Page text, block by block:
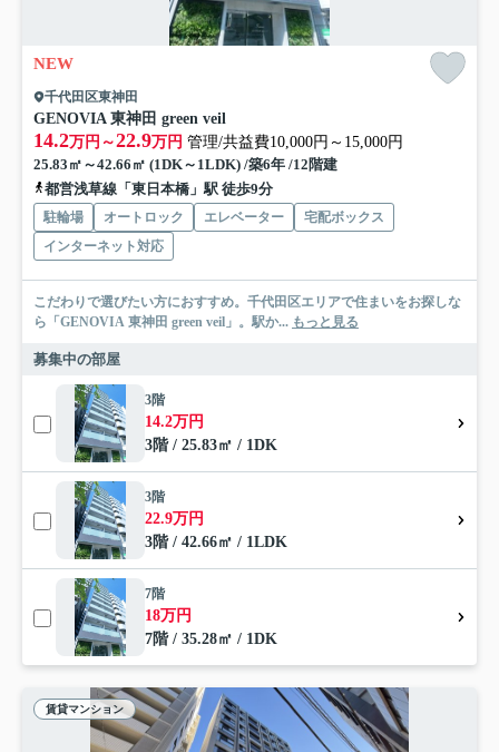
NEW
千代田区東神田
GENOVIA 東神田 green veil
14.2万円～22.9万円 管理/共益費10,000円～15,000円
25.83㎡～42.66㎡ (1DK～1LDK) /築6年 /12階建
都営浅草線「東日本橋」駅 徒歩9分
駐輪場 オートロック エレベーター
宅配ボックス
インターネット対応
こだわりで選びたい方におすすめ。千代田区エリアで住まいをお探しな
ら「GENOVIA 東神田 green veil」。駅か... もっと見る
募集中の部屋
3階
14.2万円
3階 / 25.83㎡ / 1DK
3階
22.9万円
3階 / 42.66㎡ / 1LDK
7階
18万円
7階 / 35.28㎡ / 1DK
賃貸マンション